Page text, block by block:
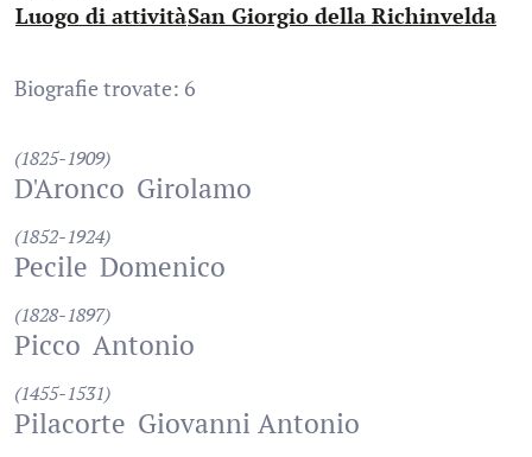
Luogo di attività
:San Giorgio della Richinvelda
Biografie trovate: 6
(1825-1909)
D'Aronco Girolamo
(1852-1924)
Pecile Domenico
(1828-1897)
Picco Antonio
(1455-1531)
Pilacorte Giovanni Antonio